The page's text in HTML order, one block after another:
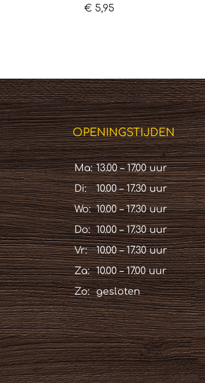
€5,95
OPENINGSTIJDEN
Ma: 13.00 – 17.00 uur
Di:
10.00 – 17.30 uur
Wo: 10.00 – 17.30 uur
Do: 10.00 – 17.30 uur
Vr:
10.00 – 17.30 uur
Za:
10.00 – 17.00 uur
Zo:
gesloten